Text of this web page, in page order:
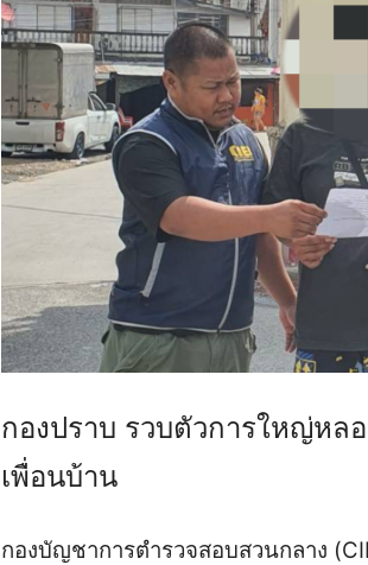
กองปราบ รวบตัวการใหญ่หล
เพื่อนบ้าน
กองบัญชาการตำรวจสอบสวนกลาง (